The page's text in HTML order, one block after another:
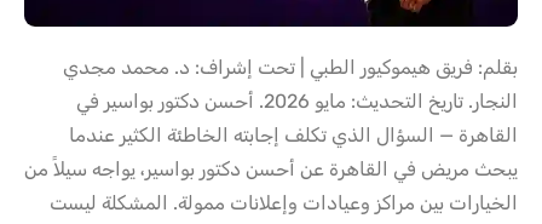
بقلم: فريق هيموكيور الطبي | تحت إشراف: د. محمد مجدي
النجار. تاريخ التحديث: مايو 2026. أحسن دكتور بواسير في
القاهرة — السؤال الذي تكلف إجابته الخاطئة الكثير عندما
يبحث مريض في القاهرة عن أحسن دكتور بواسير، يواجه سيلاً من
الخيارات بين مراكز وعيادات وإعلانات ممولة. المشكلة ليست